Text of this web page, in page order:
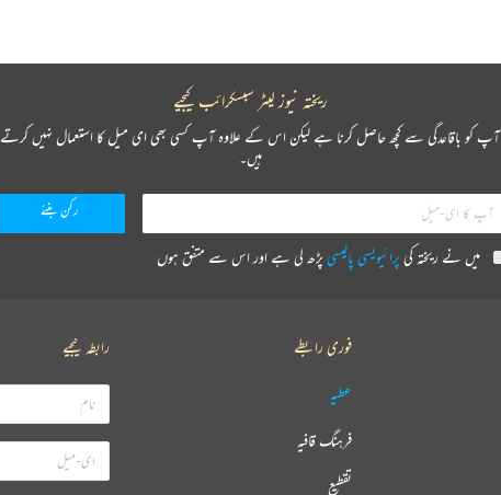
ریختہ نیوز لیٹر سبسکرائب کیجیے
آپ کو باقاعدگی سے کچھ حاصل کرنا ہے لیکن اس کے علاوہ آپ کسی بھی ای میل کا استعمال نہیں کرتے
ہیں۔
میں نے ریختہ کی پرائیویسی پالیسی پڑھ لی ہے اور اس سے متفق ہوں
فوری رابطے
عطیہ
فرہنگ قافیہ
تقطیع
رابطہ کیجیے